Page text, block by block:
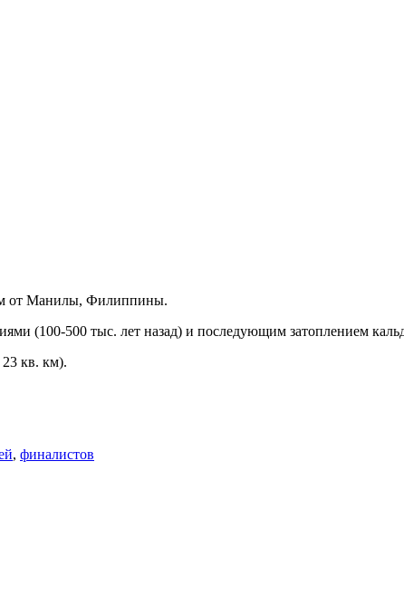
от Манилы, Филиппины.
(100-500 тыс. лет назад) и последующим затоплением
кв. км).
, финалистов